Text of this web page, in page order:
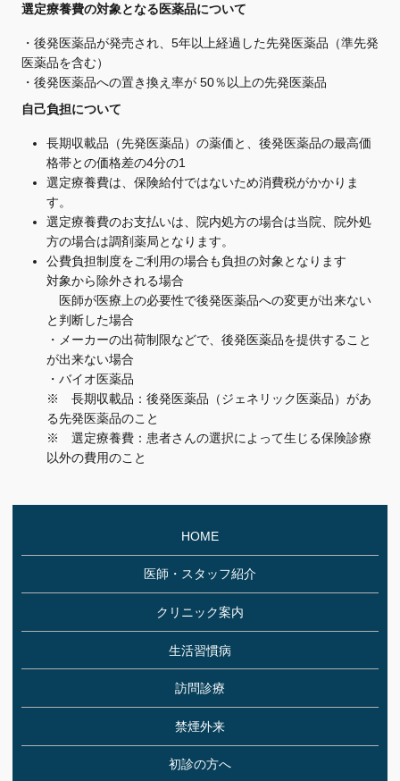
選定療養費の対象となる医薬品について
・後発医薬品が発売され、5年以上経過した先発医薬品（準先発
医薬品を含む）
・後発医薬品への置き換え率が 50％以上の先発医薬品
自己負担について
長期収載品（先発医薬品）の薬価と、後発医薬品の最高価
格帯との価格差の4分の1
選定療養費は、保険給付ではないため消費税がかかりま
す。
選定療養費のお支払いは、院内処方の場合は当院、院外処
方の場合は調剤薬局となります。
公費負担制度をご利用の場合も負担の対象となります
対象から除外される場合
医師が医療上の必要性で後発医薬品への変更が出来ない
と判断した場合
・メーカーの出荷制限などで、後発医薬品を提供すること
が出来ない場合
・バイオ医薬品
※ 長期収載品：後発医薬品（ジェネリック医薬品）があ
る先発医薬品のこと
※ 選定療養費：患者さんの選択によって生じる保険診療
以外の費用のこと
HOME
医師・スタッフ紹介
クリニック案内
生活習慣病
訪問診療
禁煙外来
初診の方へ